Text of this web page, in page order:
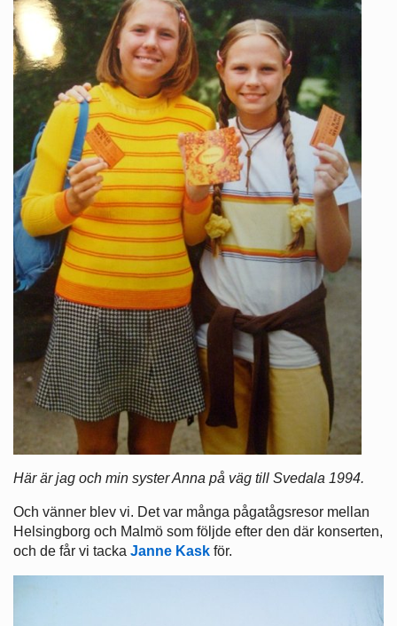
Här är jag och min syster Anna på väg till Svedala 1994.
Och vänner blev vi. Det var många pågatågsresor mellan
Helsingborg och Malmö som följde efter den där konserten,
och de får vi tacka Janne Kask för.